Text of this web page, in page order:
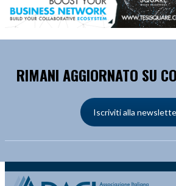
RIMANI AGGIORNATO SU
Iscriviti alla